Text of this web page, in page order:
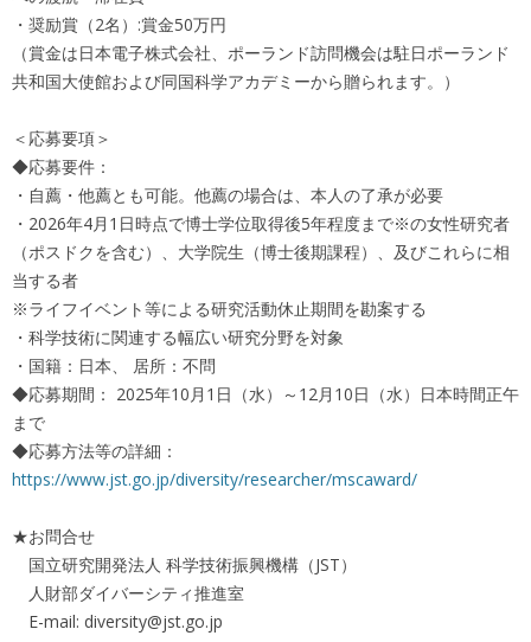
・奨励賞（2名）:賞金50万円
（賞金は日本電子株式会社、ポーランド訪問機会は駐日ポーランド
共和国大使館および同国科学アカデミーから贈られます。）
＜応募要項＞
◆応募要件：
・自薦・他薦とも可能。他薦の場合は、本人の了承が必要
・2026年4月1日時点で博士学位取得後5年程度まで※の女性研究者
（ポスドクを含む）、大学院生（博士後期課程）、及びこれらに相
当する者
※ライフイベント等による研究活動休止期間を勘案する
・科学技術に関連する幅広い研究分野を対象
・国籍：日本、 居所：不問
◆応募期間： 2025年10月1日（水）～12月10日（水）日本時間正午
まで
◆応募方法等の詳細：
https://www.jst.go.jp/diversity/researcher/mscaward/
★お問合せ
国立研究開発法人 科学技術振興機構（JST）
人財部ダイバーシティ推進室
E-mail: diversity@jst.go.jp